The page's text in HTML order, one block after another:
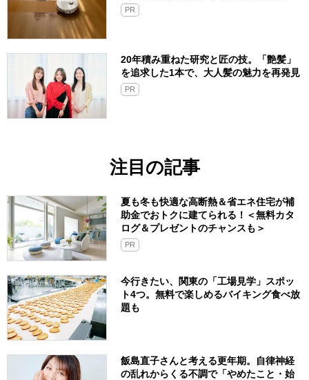
PR
20年積み重ねた研究と匠の技。「艶髪」
を追求した1本で、大人髪の魅力を再発見
PR
注目の記事
夏も冬も快適な高断熱＆省エネ住宅が補
助金でおトクに建てられる！＜無料カタ
ログ＆プレゼントのチャンスも＞
PR
今行きたい、関東の「工場見学」スポッ
ト4つ。無料で楽しめるバイキング食べ放
題も
飯島直子さんと考える更年期。自律神経
の乱れからくる不調で「やめたこと・始